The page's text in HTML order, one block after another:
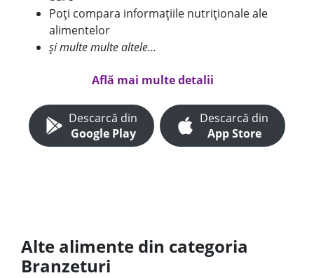
Poți compara informațiile nutriționale ale
alimentelor
și multe multe altele...
Află mai multe detalii
Descarcă din
Google Play
Descarcă din
App Store
Alte alimente din categoria
Branzeturi